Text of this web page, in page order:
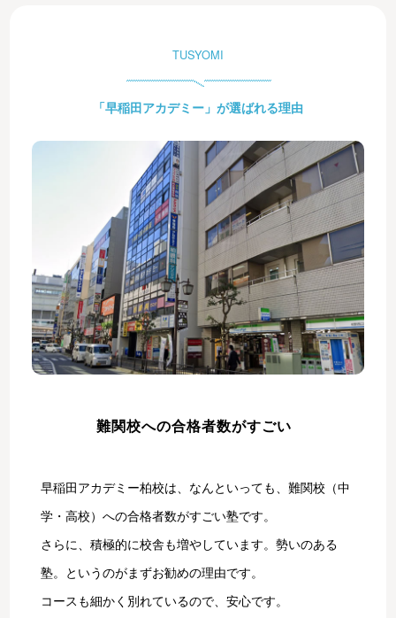
TUSYOMI
「早稲田アカデミー」が選ばれる理由
難関校への合格者数がすごい
早稲田アカデミー柏校は、なんといっても、難関校（中
学・高校）への合格者数がすごい塾です。
さらに、積極的に校舎も増やしています。勢いのある
塾。というのがまずお勧めの理由です。
コースも細かく別れているので、安心です。